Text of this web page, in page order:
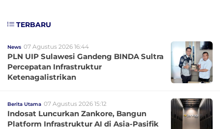
TERBARU
News 07 Agustus 2026 16:44
PLN UIP Sulawesi Gandeng BINDA Sultra
Percepatan Infrastruktur
Ketenagalistrikan
Berita Utama 07 Agustus 2026 15:12
Indosat Luncurkan Zankore, Bangun
Platform Infrastruktur AI di Asia-Pasifik